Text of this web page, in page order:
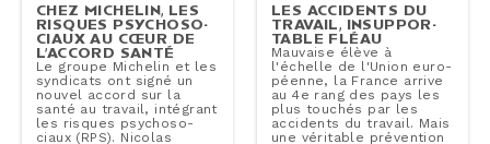
CHEZ MICHELIN, LES
RISQUES PSY­CHO­SO­
CIAUX AU CŒUR DE
L’ACCORD SANTÉ
Le groupe Michelin et les
syndicats ont signé un
nouvel accord sur la
santé au travail, intégrant
les risques psy­cho­so­
ciaux (RPS). Nicolas
LES ACCIDENTS DU
TRAVAIL, IN­SUP­POR­
TABLE FLÉAU
Mauvaise élève à
l'échelle de l'Union eu­ro­
péenne, la France arrive
au 4e rang des pays les
plus touchés par les
accidents du travail. Mais
une véritable pré­ven­tion